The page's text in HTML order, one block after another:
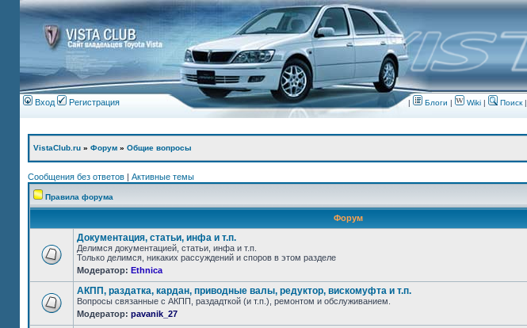
Вход Регистрация | Блоги | Wiki | Поиск|
VistaClub.ru » Форум » Общие вопросы
Сообщения без ответов | Активные темы
Правила форума
Форум
Документация, статьи, инфа и т.п.
Делимся документацией, статьи, инфа и т.п.
Только делимся, никаких рассуждений и споров в этом разделе
Модератор: Ethnica
АКПП, раздатка, кардан, приводные валы, редуктор, вискомуфта и т.п.
Вопросы связанные с АКПП, раздадткой (и т.п.), ремонтом и обслуживанием.
Модератор: pavanik_27